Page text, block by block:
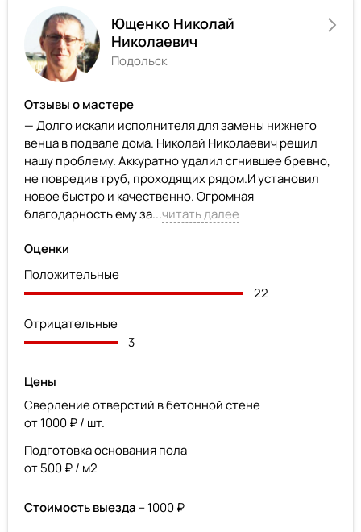
Ющенко Николай
Николаевич
Подольск
Отзывы о мастере
— Долго искали исполнителя для замены нижнего
венца в подвале дома. Николай Николаевич решил
нашу проблему. Аккуратно удалил сгнившее бревно,
не повредив труб, проходящих рядом.И установил
новое быстро и качественно. Огромная
благодарность ему за...читать далее
Оценки
Положительные
22
Отрицательные
3
Цены
Сверление отверстий в бетонной стене
от 1000 ₽ / шт.
Подготовка основания пола
от 500 ₽ / м2
Стоимость выезда – 1000 ₽